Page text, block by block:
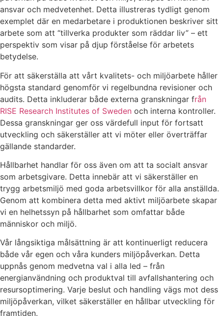
ansvar och medvetenhet. Detta illustreras tydligt genom
exemplet där en medarbetare i produktionen beskriver sitt
arbete som att “tillverka produkter som räddar liv” – ett
perspektiv som visar på djup förståelse för arbetets
betydelse.
För att säkerställa att vårt kvalitets- och miljöarbete håller
högsta standard genomför vi regelbundna revisioner och
audits. Detta inkluderar både externa granskningar från
RISE Research Institutes of Sweden och interna kontroller.
Dessa granskningar ger oss värdefull input för fortsatt
utveckling och säkerställer att vi möter eller överträffar
gällande standarder.
Hållbarhet handlar för oss även om att ta socialt ansvar
som arbetsgivare. Detta innebär att vi säkerställer en
trygg arbetsmiljö med goda arbetsvillkor för alla anställda.
Genom att kombinera detta med aktivt miljöarbete skapar
vi en helhetssyn på hållbarhet som omfattar både
människor och miljö.
Vår långsiktiga målsättning är att kontinuerligt reducera
både vår egen och våra kunders miljöpåverkan. Detta
uppnås genom medvetna val i alla led – från
energianvändning och produktval till avfallshantering och
resursoptimering. Varje beslut och handling vägs mot dess
miljöpåverkan, vilket säkerställer en hållbar utveckling för
framtiden.